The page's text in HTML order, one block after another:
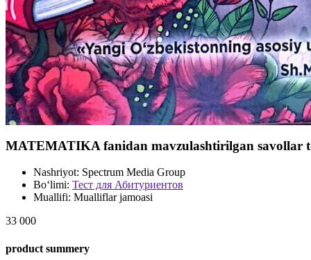
MATEMATIKA fanidan mavzulashtirilgan savollar
Nashriyot: Spectrum Media Group
Bo‘limi: Тест для Абитуриентов
Muallifi: Mualliflar jamoasi
33 000
product summery